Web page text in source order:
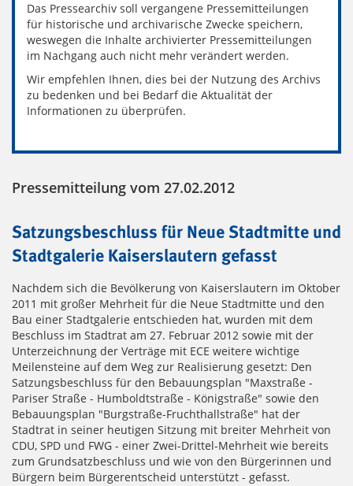
Das Pressearchiv soll vergangene Pressemitteilungen
für historische und archivarische Zwecke speichern,
weswegen die Inhalte archivierter Pressemitteilungen
im Nachgang auch nicht mehr verändert werden.
Wir empfehlen Ihnen, dies bei der Nutzung des Archivs
zu bedenken und bei Bedarf die Aktualität der
Informationen zu überprüfen.
Pressemitteilung vom 27.02.2012
Satzungsbeschluss für Neue Stadtmitte und
Stadtgalerie Kaiserslautern gefasst
Nachdem sich die Bevölkerung von Kaiserslautern im Oktober
2011 mit großer Mehrheit für die Neue Stadtmitte und den
Bau einer Stadtgalerie entschieden hat, wurden mit dem
Beschluss im Stadtrat am 27. Februar 2012 sowie mit der
Unterzeichnung der Verträge mit ECE weitere wichtige
Meilensteine auf dem Weg zur Realisierung gesetzt: Den
Satzungsbeschluss für den Bebauungsplan "Maxstraße -
Pariser Straße - Humboldtstraße - Königstraße" sowie den
Bebauungsplan "Burgstraße-Fruchthallstraße" hat der
Stadtrat in seiner heutigen Sitzung mit breiter Mehrheit von
CDU, SPD und FWG - einer Zwei-Drittel-Mehrheit wie bereits
zum Grundsatzbeschluss und wie von den Bürgerinnen und
Bürgern beim Bürgerentscheid unterstützt - gefasst.